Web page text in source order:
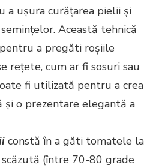
a ușura curățarea pielii și
Această tehnică
a pregăti roșiile
rețete, cum ar fi sosuri sau
fi utilizată pentru a crea
o prezentare elegantă a
constă în a găti tomatele la
(între 70-80 grade